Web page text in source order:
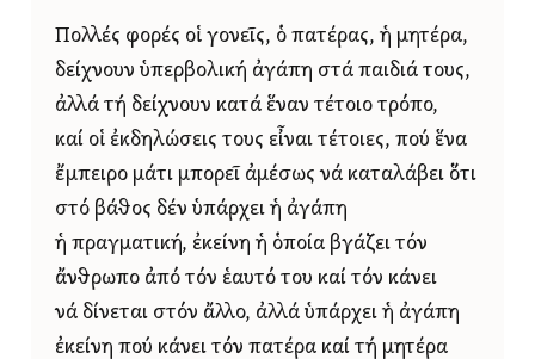
Πολλές φορές οἱ γονεῖς, ὁ πατέρας, ἡ μητέρα,
δείχνουν ὑπερβολική ἀγάπη στά παιδιά τους,
ἀλλά τή δείχνουν κατά ἕναν τέτοιο τρόπο,
καί οἱ ἐκδηλώσεις τους εἶναι τέτοιες, πού ἕνα
ἔμπειρο μάτι μπορεῖ ἀμέσως νά καταλάβει ὅτι
στό βάθος δέν ὑπάρχει ἡ ἀγάπη
ἡ πραγματική, ἐκείνη ἡ ὁποία βγάζει τόν
ἄνθρωπο ἀπό τόν ἑαυτό του καί τόν κάνει
νά δίνεται στόν ἄλλο, ἀλλά ὑπάρχει ἡ ἀγάπη
ἐκείνη πού κάνει τόν πατέρα καί τή μητέρα